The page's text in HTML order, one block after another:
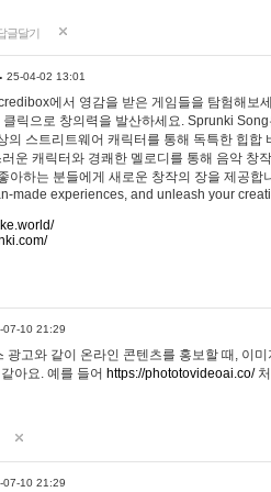
글달기
25-04-02 13:01
에서 영감을 받은 게임들을 탐험해보
클릭으로 창의력을 발산하세요. Sprunki
의 스트리트웨어 캐릭터를 통해 독특한 힙
운 캐릭터와 경쾌한 멜로디를 통해 음악 창
아하는 분들에게 새로운 창작의 장을 제공
made experiences, and unleash your
07-10 21:29
광고와 같이 온라인 콘텐츠를 홍보할 때, 이
아요. 예를 들어 https://phototovideoai.co/처
07-10 21:29